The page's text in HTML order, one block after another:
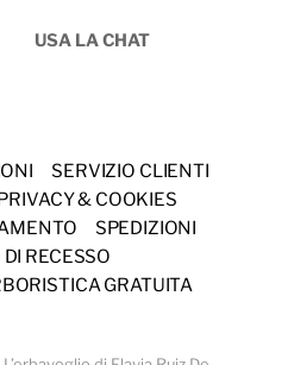
USA LA CHAT
SERVIZIO CLIENTI
& COOKIES
SPEDIZIONI
RECESSO
GRATUITA